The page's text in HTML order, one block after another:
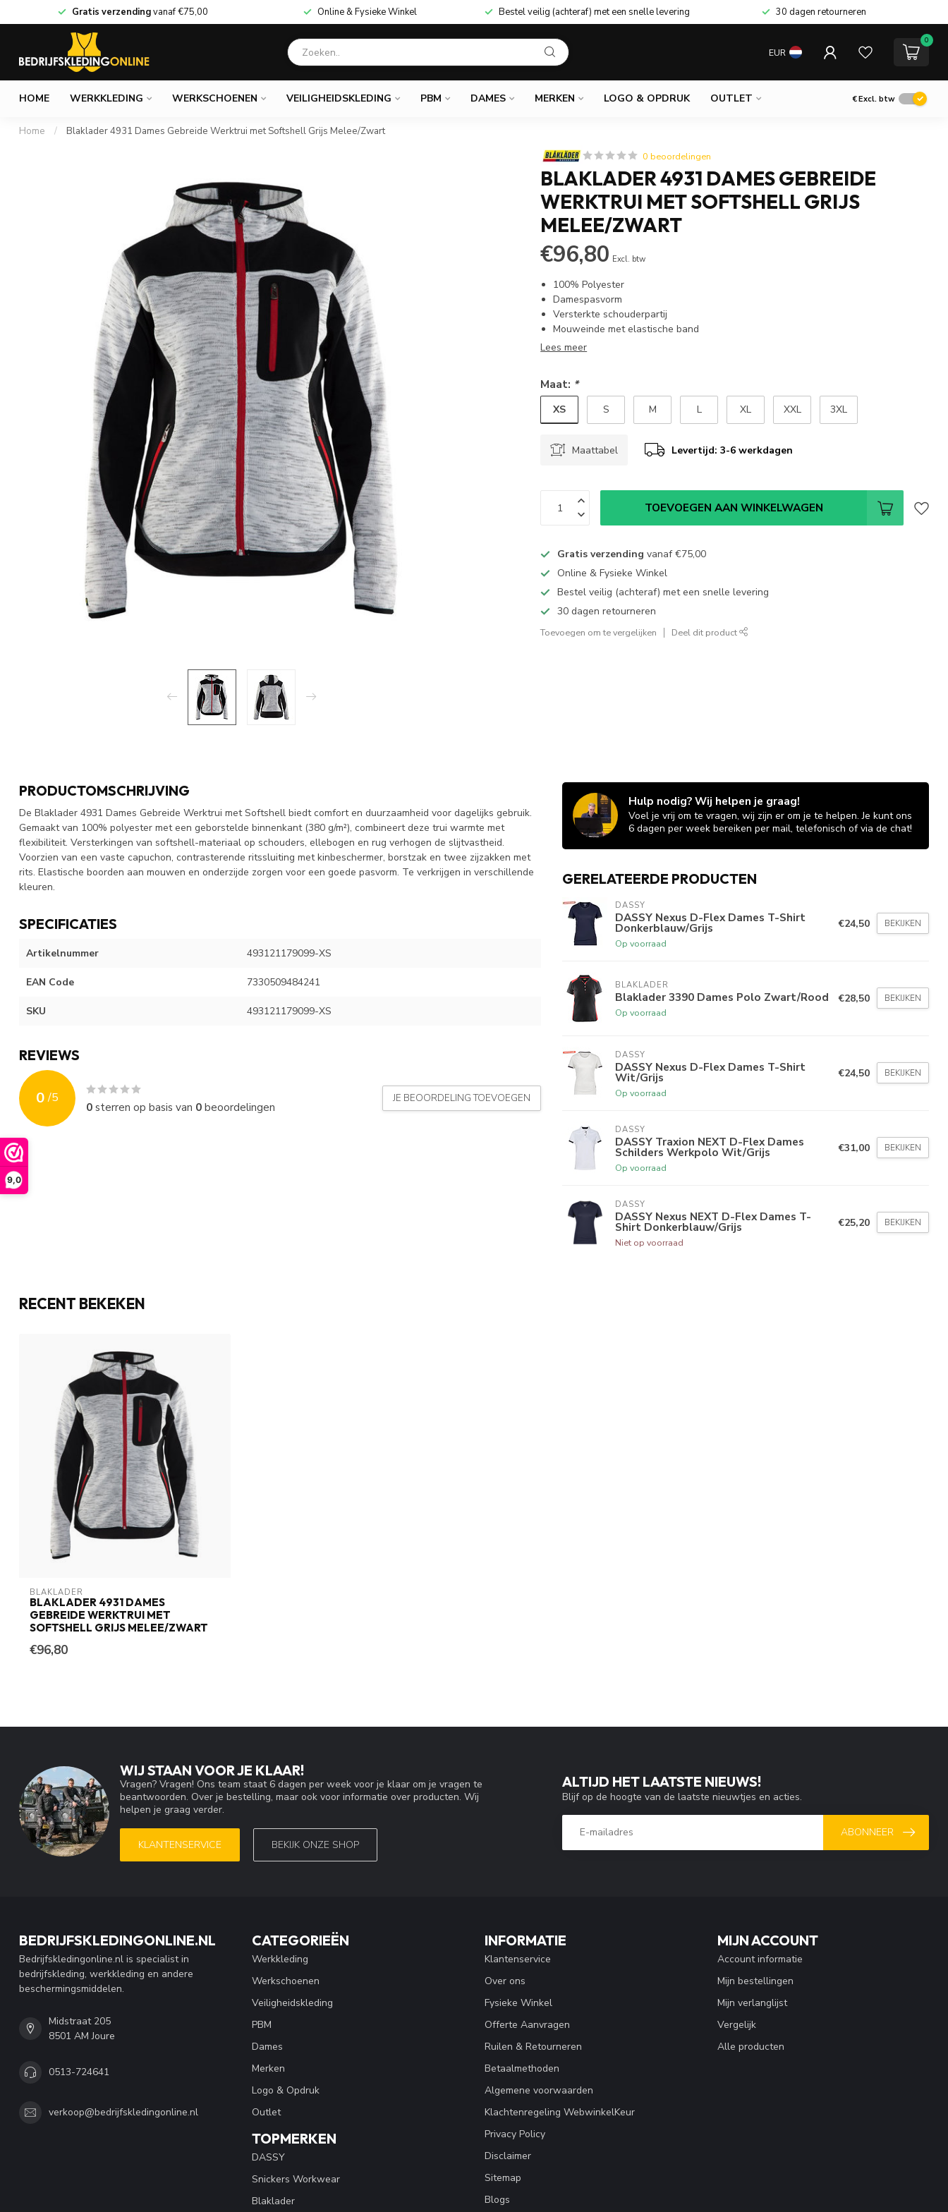
9,0
Gratis verzendingvanaf€75,00 Online & Fysieke Winkel Bestel veilig (achteraf) met een snelle levering 30 dagen retourneren
EUR
0
HOME WERKKLEDING WERKSCHOENEN VEILIGHEIDSKLEDING PBM DAMES MERKEN LOGO & OPDRUK OUTLET €Excl. btw
Home / Blaklader 4931 Dames Gebreide Werktrui met Softshell Grijs Melee/Zwart
0 beoordelingen
BLAKLADER 4931 DAMES GEBREIDE
WERKTRUI MET SOFTSHELL GRIJS
MELEE/ZWART
€96,80 Excl. btw
100% Polyester
Damespasvorm
Versterkte schouderpartij
Mouweinde met elastische band
Lees meer
Maat: *
XS S M L XL XXL 3XL
Maattabel Levertijd: 3-6 werkdagen
TOEVOEGEN AAN WINKELWAGEN
Gratis verzending vanaf€75,00
Online & Fysieke Winkel
Bestel veilig (achteraf) met een snelle levering
30 dagen retourneren
Toevoegen om te vergelijken Deel dit product
PRODUCTOMSCHRIJVING
De Blaklader 4931 Dames Gebreide Werktrui met Softshell biedt comfort en duurzaamheid voor dagelijks gebruik.
Gemaakt van 100% polyester met een geborstelde binnenkant (380 g/m²), combineert deze trui warmte met
flexibiliteit. Versterkingen van softshell-materiaal op schouders, ellebogen en rug verhogen de slijtvastheid.
Voorzien van een vaste capuchon, contrasterende ritssluiting met kinbeschermer, borstzak en twee zijzakken met
rits. Elastische boorden aan mouwen en onderzijde zorgen voor een goede pasvorm. Te verkrijgen in verschillende
kleuren.
SPECIFICATIES
Artikelnummer 493121179099-XS
EAN Code 7330509484241
SKU 493121179099-XS
REVIEWS
0 /5
0sterren op basis van 0beoordelingen
JE BEOORDELING TOEVOEGEN
Hulp nodig? Wij helpen je graag!
Voel je vrij om te vragen, wij zijn er om je te helpen. Je kunt ons
6 dagen per week bereiken per mail, telefonisch of via de chat!
GERELATEERDE PRODUCTEN
DASSY
DASSY Nexus D-Flex Dames T-Shirt
Donkerblauw/Grijs
Op voorraad
€24,50 BEKIJKEN
BLAKLADER
Blaklader 3390 Dames Polo Zwart/Rood
Op voorraad
€28,50 BEKIJKEN
DASSY
DASSY Nexus D-Flex Dames T-Shirt
Wit/Grijs
Op voorraad
€24,50 BEKIJKEN
DASSY
DASSY Traxion NEXT D-Flex Dames
Schilders Werkpolo Wit/Grijs
Op voorraad
€31,00 BEKIJKEN
DASSY
DASSY Nexus NEXT D-Flex Dames T-
Shirt Donkerblauw/Grijs
Niet op voorraad
€25,20 BEKIJKEN
RECENT BEKEKEN
BLAKLADER
BLAKLADER 4931 DAMES
GEBREIDE WERKTRUI MET
SOFTSHELL GRIJS MELEE/ZWART
€96,80
WIJ STAAN VOOR JE KLAAR!
Vragen? Vragen! Ons team staat 6 dagen per week voor je klaar om je vragen te
beantwoorden. Over je bestelling, maar ook voor informatie over producten. Wij
helpen je graag verder.
KLANTENSERVICE BEKIJK ONZE SHOP
ALTIJD HET LAATSTE NIEUWS!
Blijf op de hoogte van de laatste nieuwtjes en acties.
ABONNEER
BEDRIJFSKLEDINGONLINE.NL
Bedrijfskledingonline.nl is specialist in
bedrijfskleding, werkkleding en andere
beschermingsmiddelen.
Midstraat 205
8501 AM Joure
0513-724641
verkoop@bedrijfskledingonline.nl
CATEGORIEËN
Werkkleding
Werkschoenen
Veiligheidskleding
PBM
Dames
Merken
Logo & Opdruk
Outlet
TOPMERKEN
DASSY
Snickers Workwear
Blaklader
INFORMATIE
Klantenservice
Over ons
Fysieke Winkel
Offerte Aanvragen
Ruilen & Retourneren
Betaalmethoden
Algemene voorwaarden
Klachtenregeling WebwinkelKeur
Privacy Policy
Disclaimer
Sitemap
Blogs
MIJN ACCOUNT
Account informatie
Mijn bestellingen
Mijn verlanglijst
Vergelijk
Alle producten